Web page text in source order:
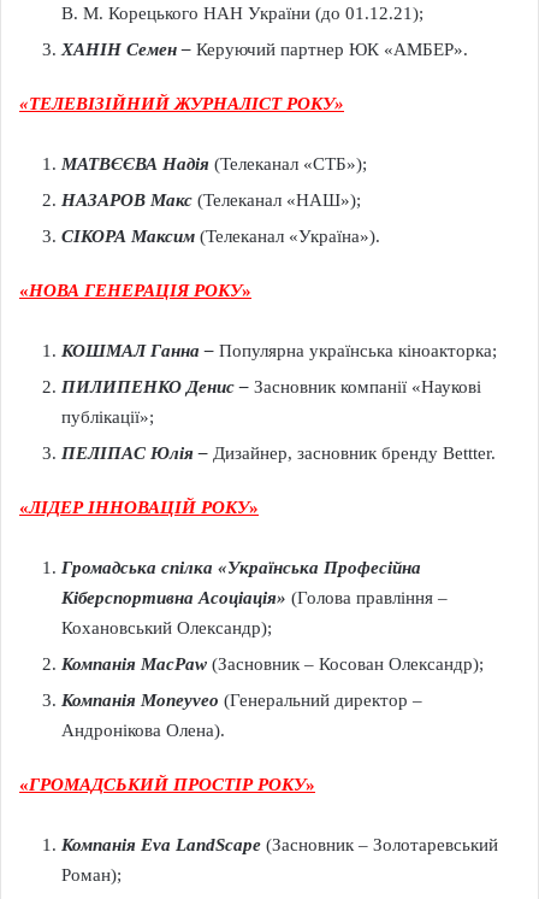
В. М. Корецького НАН України (до 01.12.21);
ХАНІН Семен – Керуючий партнер ЮК «АМБЕР».
«ТЕЛЕВІЗІЙНИЙ ЖУРНАЛІСТ РОКУ»
МАТВЄЄВА Надія (Телеканал «СТБ»);
НАЗАРОВ Макс (Телеканал «НАШ»);
СІКОРА Максим (Телеканал «Україна»).
«НОВА ГЕНЕРАЦІЯ РОКУ»
КОШМАЛ Ганна– Популярна українська кіноакторка;
ПИЛИПЕНКО Денис – Засновник компанії «Наукові
публікації»;
ПЕЛІПАС Юлія – Дизайнер, засновник бренду Bettter.
«ЛІДЕР ІННОВАЦІЙ РОКУ»
Громадська спілка «Українська Професійна
Кіберспортивна Асоціація» (Голова правління –
Кохановський Олександр);
Компанія MacPaw (Засновник – Косован Олександр);
Компанія Moneyveo (Генеральний директор –
Андронікова Олена).
«ГРОМАДСЬКИЙ ПРОСТІР РОКУ»
Компанія Eva LandScape (Засновник – Золотаревський
Роман);